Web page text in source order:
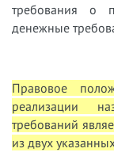
требования о
денежные
Правовое
реализации
требований
из двух